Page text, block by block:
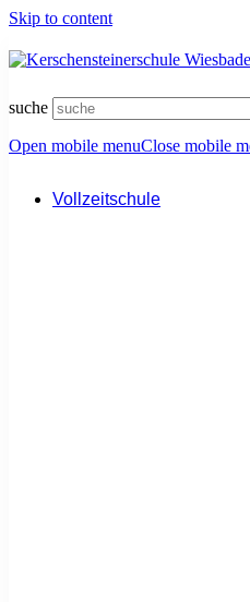
Skip to content
suche
Open mobile menuClose mobile
Vollzeitschule